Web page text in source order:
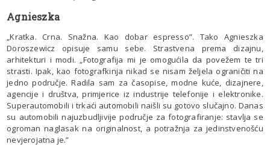
Agnieszka
„Kratka. Crna. Snažna. Kao dobar espresso”. Tako Agnieszka
Doroszewicz opisuje samu sebe. Strastvena prema dizajnu,
arhitekturi i modi. „Fotografija mi je omogućila da povežem te tri
strasti. Ipak, kao fotografkinja nikad se nisam željela ograničiti na
jedno područje. Radila sam za časopise, modne kuće, dizajnere,
agencije i društva, primjerice iz industrije telefonije i elektronike.
Superautomobili i trkaći automobili naišli su gotovo slučajno. Danas
su automobili najuzbudljivije područje za fotografiranje: stavlja se
ogroman naglasak na originalnost, a potražnja za jedinstvenošću
nevjerojatna je.”